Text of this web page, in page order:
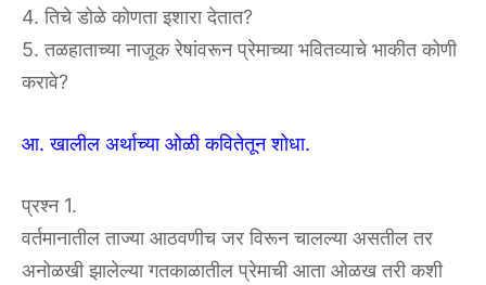
4. तिचे डोळे कोणता इशारा देतात?
5. तळहाताच्या नाजूक रेषांवरून प्रेमाच्या भवितव्याचे भाकीत कोणी
करावे?
आ. खालील अर्थाच्या ओळी कवितेतून शोधा.
प्रश्न 1.
वर्तमानातील ताज्या आठवणीच जर विरून चालल्या असतील तर
अनोळखी झालेल्या गतकाळातील प्रेमाची आता ओळख तरी कशी